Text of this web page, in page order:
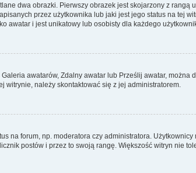
dwa obrazki. Pierwszy obrazek jest skojarzony z rangą
przez użytkownika lub jaki jest jego status na tej
awatar i jest unikatowy lub osobisty dla każdego
awatarów, Zdalny awatar lub Prześlij awatar, można
należy skontaktować się z jej administratorem.
na forum, np. moderatora czy administratora.
postów i przez to swoją rangę. Większość witryn nie